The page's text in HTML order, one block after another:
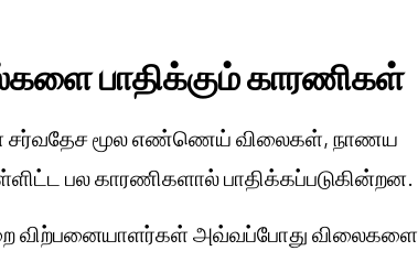
பாதிக்கும் காரணிகள்
சர்வதேச மூல எண்ணெய் விலைகள், நாணய
பல காரணிகளால் பாதிக்கப்படுகின்றன.
விற்பனையாளர்கள் அவ்வப்போது விலைகளை